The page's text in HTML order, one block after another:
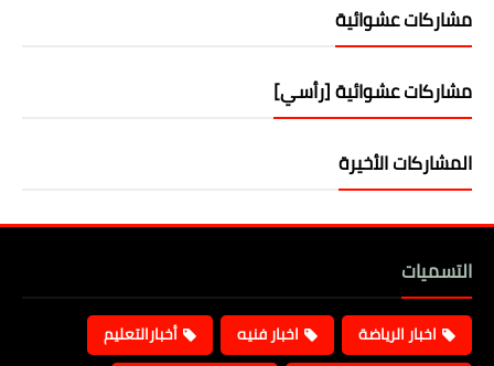
مشاركات عشوائية
مشاركات عشوائية [رأسي]
المشاركات الأخيرة
التسميات
اخبار الرياضة اخبار فنيه
أخبارالتعليم